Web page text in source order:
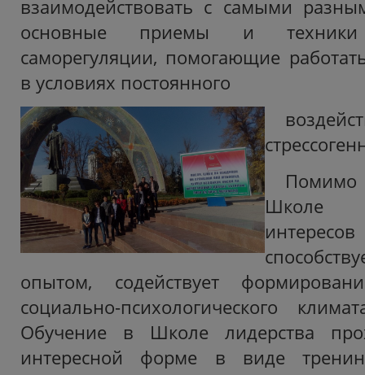
взаимодействовать с самыми
основные приемы и техники
саморегуляции, помогающие
в условиях постоянного
Помимо
Школе
опытом, содействует
социально-психологического
Обучение в Школе лидерства
интересной форме в виде